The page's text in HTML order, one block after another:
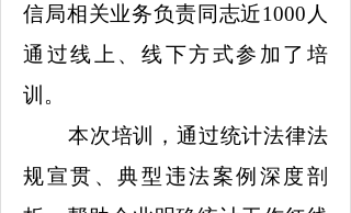
信局相关业务负责同志近1000人
通过线上、线下方式参加了培
训。
本次培训，通过统计法律法
规宣贯、典型违法案例深度剖